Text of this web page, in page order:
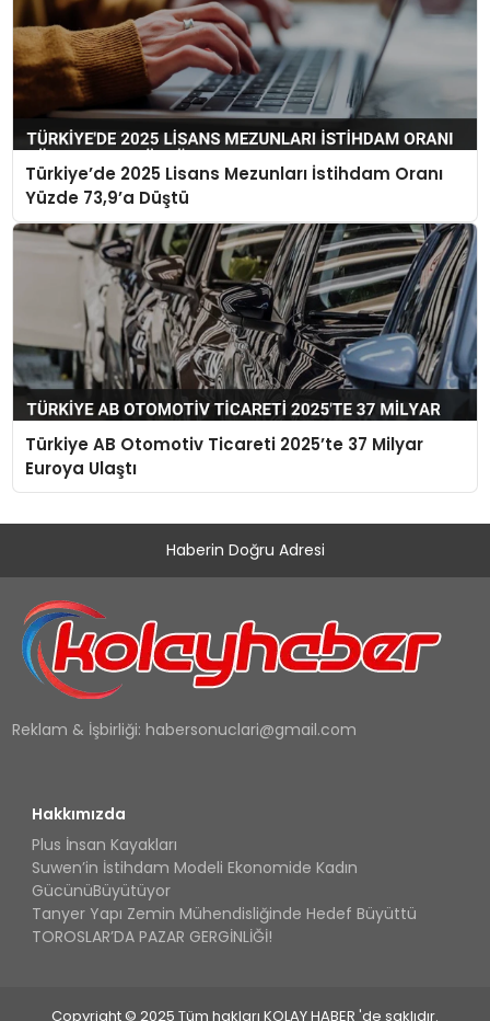
Türkiye’de 2025 Lisans Mezunları İstihdam Oranı
Yüzde 73,9’a Düştü
Türkiye AB Otomotiv Ticareti 2025’te 37 Milyar
Euroya Ulaştı
Haberin Doğru Adresi
Reklam & İşbirliği: habersonuclari@gmail.com
Hakkımızda
Plus İnsan Kayakları
Suwen’in İstihdam Modeli Ekonomide Kadın
GücünüBüyütüyor
Tanyer Yapı Zemin Mühendisliğinde Hedef Büyüttü
TOROSLAR’DA PAZAR GERGİNLİĞİ!
Copyright © 2025 Tüm hakları KOLAY HABER 'de saklıdır.